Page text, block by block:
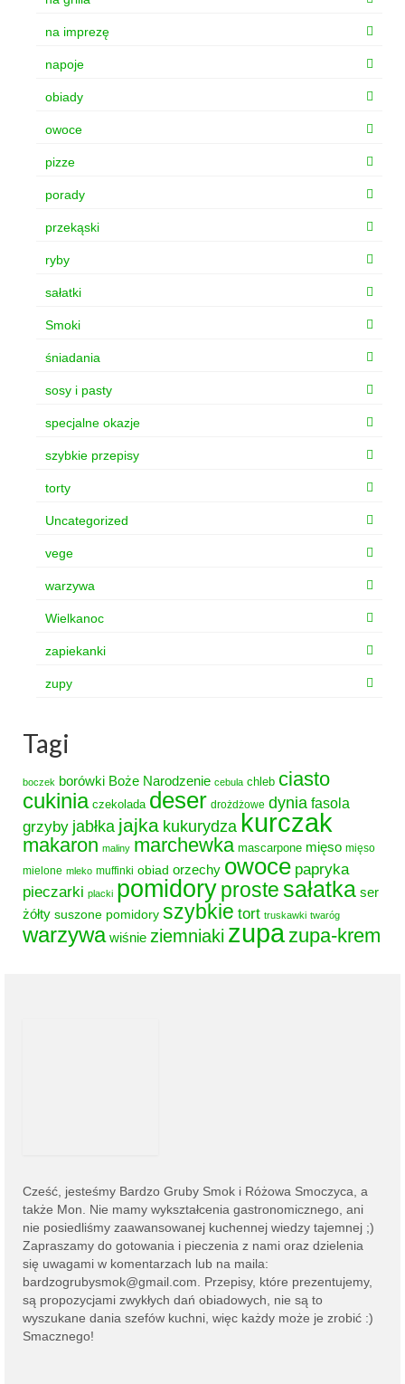
na imprezę
napoje
obiady
owoce
pizze
porady
przekąski
ryby
sałatki
Smoki
śniadania
sosy i pasty
specjalne okazje
szybkie przepisy
torty
Uncategorized
vege
warzywa
Wielkanoc
zapiekanki
zupy
Tagi
boczek borówki Boże Narodzenie cebula chleb ciasto
cukinia czekolada deser drożdżowe dynia fasola
grzyby jabłka jajka kukurydza kurczak
makaron maliny marchewka mascarpone mięso mięso
mielone mleko muffinki obiad orzechy owoce papryka
pieczarki placki pomidoryproste sałatka ser
żółty suszone pomidory szybkie tort truskawki twaróg
warzywa wiśnie ziemniaki zupazupa-krem
Cześć, jesteśmy Bardzo Gruby Smok i Różowa Smoczyca, a
także Mon. Nie mamy wykształcenia gastronomicznego, ani
nie posiedliśmy zaawansowanej kuchennej wiedzy tajemnej ;)
Zapraszamy do gotowania i pieczenia z nami oraz dzielenia
się uwagami w komentarzach lub na maila:
bardzogrubysmok@gmail.com . Przepisy, które prezentujemy,
są propozycjami zwykłych dań obiadowych, nie są to
wyszukane dania szefów kuchni, więc każdy może je zrobić :)
Smacznego!